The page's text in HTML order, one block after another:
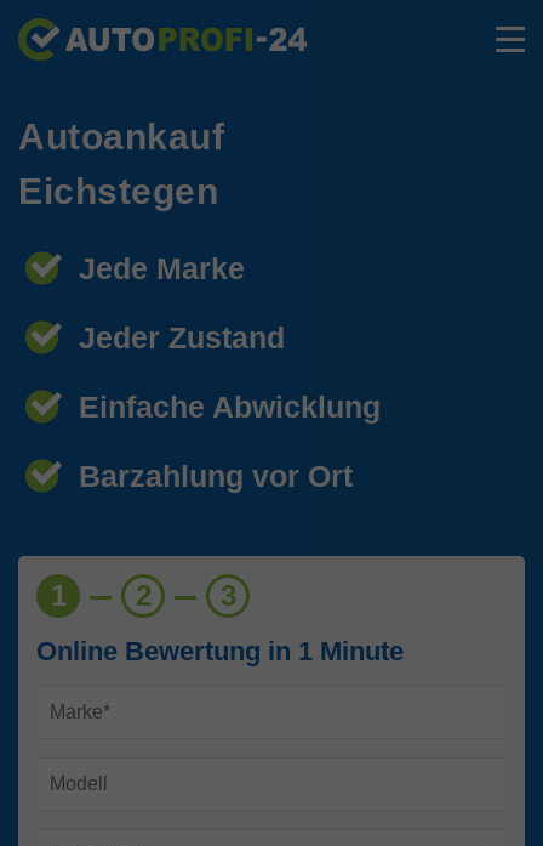
Autoankauf
Eichstegen
Jede Marke
Jeder Zustand
Einfache Abwicklung
Barzahlung vor Ort
1 2 3
Online Bewertung in 1 Minute